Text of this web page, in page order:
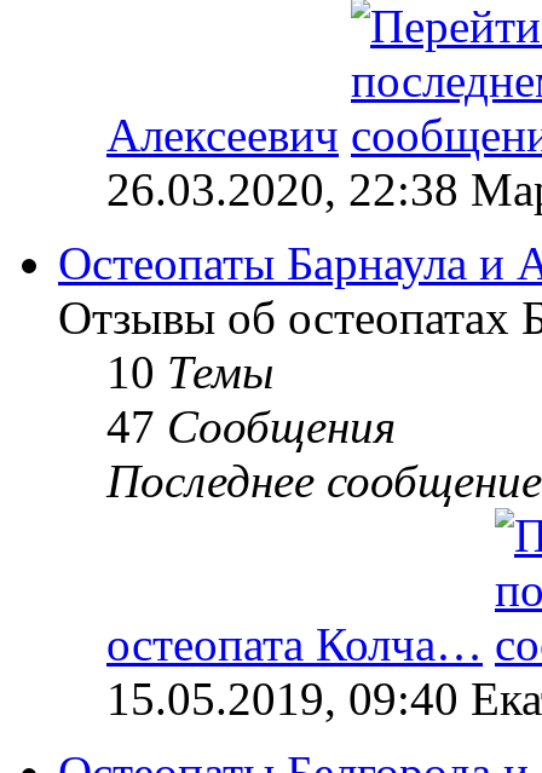
Алексеевич
26.03.2020, 22:38
Остеопаты Барнаула и
Отзывы об остеопатах
10 Темы
47 Сообщения
Последнее сообщение
остеопата Колча…
15.05.2019, 09:40